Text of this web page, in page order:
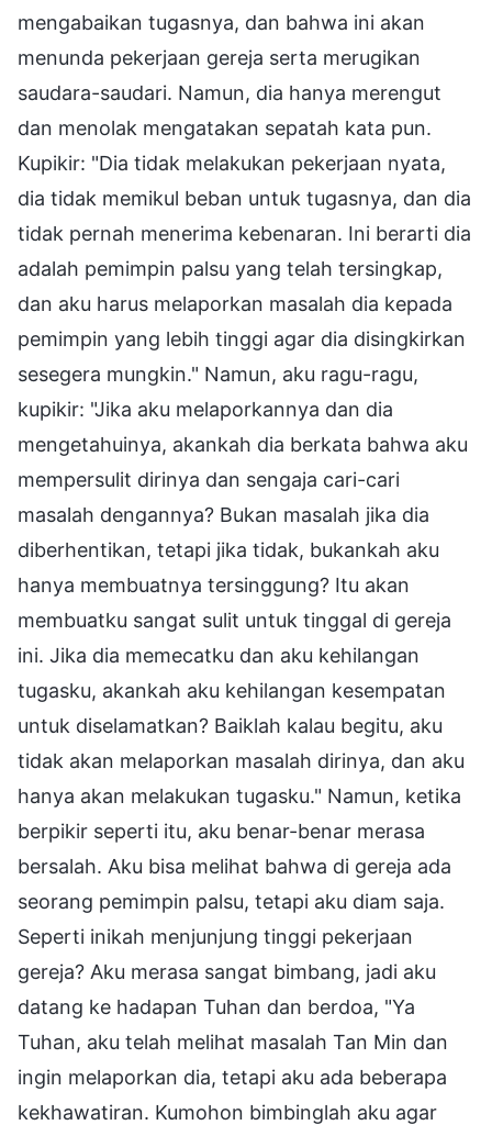
mengabaikan tugasnya, dan bahwa ini akan
menunda pekerjaan gereja serta merugikan
saudara-saudari. Namun, dia hanya merengut
dan menolak mengatakan sepatah kata pun.
Kupikir: "Dia tidak melakukan pekerjaan nyata,
dia tidak memikul beban untuk tugasnya, dan dia
tidak pernah menerima kebenaran. Ini berarti dia
adalah pemimpin palsu yang telah tersingkap,
dan aku harus melaporkan masalah dia kepada
pemimpin yang lebih tinggi agar dia disingkirkan
sesegera mungkin." Namun, aku ragu-ragu,
kupikir: "Jika aku melaporkannya dan dia
mengetahuinya, akankah dia berkata bahwa aku
mempersulit dirinya dan sengaja cari-cari
masalah dengannya? Bukan masalah jika dia
diberhentikan, tetapi jika tidak, bukankah aku
hanya membuatnya tersinggung? Itu akan
membuatku sangat sulit untuk tinggal di gereja
ini. Jika dia memecatku dan aku kehilangan
tugasku, akankah aku kehilangan kesempatan
untuk diselamatkan? Baiklah kalau begitu, aku
tidak akan melaporkan masalah dirinya, dan aku
hanya akan melakukan tugasku." Namun, ketika
berpikir seperti itu, aku benar-benar merasa
bersalah. Aku bisa melihat bahwa di gereja ada
seorang pemimpin palsu, tetapi aku diam saja.
Seperti inikah menjunjung tinggi pekerjaan
gereja? Aku merasa sangat bimbang, jadi aku
datang ke hadapan Tuhan dan berdoa, "Ya
Tuhan, aku telah melihat masalah Tan Min dan
ingin melaporkan dia, tetapi aku ada beberapa
kekhawatiran. Kumohon bimbinglah aku agar